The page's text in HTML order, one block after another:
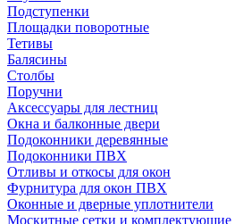
Подступенки
Площадки поворотные
Тетивы
Балясины
Столбы
Поручни
Аксессуары для лестниц
Окна и балконные двери
Подоконники деревянные
Подоконники ПВХ
Отливы и откосы для окон
Фурнитура для окон ПВХ
Оконные и дверные уплотнители
Москитные сетки и комплектующие